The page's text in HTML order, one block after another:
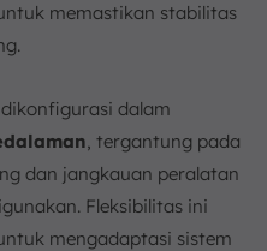
memastikan stabilitas
dalam
, tergantung pada
dan jangkauan peralatan
Fleksibilitas ini
mengadaptasi sistem